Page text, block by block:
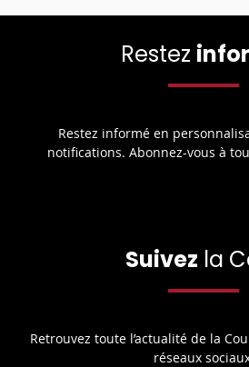
Restez
Restez informé en
notifications. Abonnez-vous à
Suivez la
Retrouvez toute l’actualité de la
réseaux